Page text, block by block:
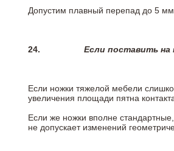
Допустим плавный перепад до 5
24. Если поставить
Если ножки тяжелой мебели
увеличения площади пятна
Если же ножки вполне
не допускает изменений